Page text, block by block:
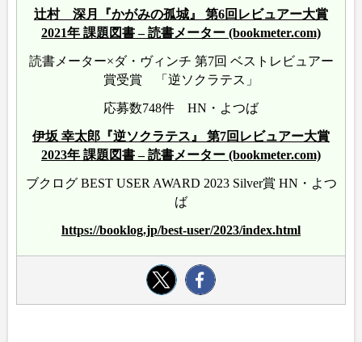
辻村 深月『かがみの孤城』 第6回レビュアー大賞
2021年 課題図書 – 読書メーター (bookmeter.com)
読書メーター×ダ・ヴィンチ 第7回 ベストレビュアー
賞受賞 「逆ソクラテス」
応募数748件 HN・よつば
伊坂 幸太郎『逆ソクラテス』 第7回レビュアー大賞
2023年 課題図書 – 読書メーター (bookmeter.com)
ブクログ BEST USER AWARD 2023 Silver賞 HN・よつ
ば
https://booklog.jp/best-user/2023/index.html